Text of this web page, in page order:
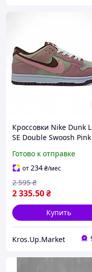
Кроссовки Nike Dunk
SE Double Swoosh Pink
демисезонные | Найк
Данк Лоу Дабл Суш
Розовые 39
Готово к отправке
от234₴/мес
2 335.50₴
2 595 ₴
Купить
Kros.Up.Market